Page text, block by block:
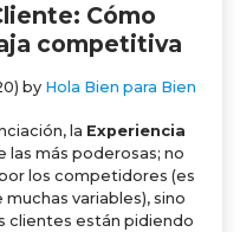
Cómo
competitiva
by Hola Bien para Bien
la Experiencia
las más poderosas; no
los competidores (es
variables), sino
clientes están pidiendo